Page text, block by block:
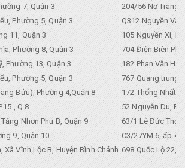
7, Quận 3
204/56 Nơ Trang
Phường 5, Quận 3
Q312 Nguyền
11, Quận 3
105 Nguyền Xí,
Phường 8, Quận 3
704 Điện Biên
Phường 13, Quận 3
182 Phan Văn
Phường 5, Quận 3
767 Quang trung,
Bửu), Phường 4,Quận 8
172 Thống Nhất.
, Q.8
52 Nguyễn Du,
Nhơn Phú B, Quận 9
63/1 Lê Đức Thọ,
9, Quận 10
C3/27YM 6, ấp 4,
Xã Vĩnh Lộc B, Huyện Bình Chánh 698 Quốc Lộ 22,